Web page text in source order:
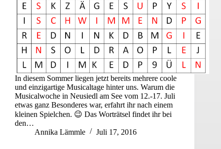
In diesem Sommer liegen jetzt bereits mehrere coole
und einzigartige Musicaltage hinter uns. Warum die
Musicalwoche in Neusiedl am See vom 12.-17. Juli
etwas ganz Besonderes war, erfahrt ihr nach einem
kleinen Spielchen. 😉 Das Worträtsel findet ihr bei
den…
Annika Lämmle
Juli 17, 2016